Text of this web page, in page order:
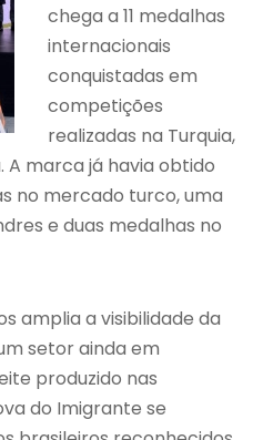
chega a 11 medalhas
internacionais
conquistadas em
competições
realizadas na Turquia,
A marca já havia obtido
no mercado turco, uma
e duas medalhas no
amplia a visibilidade da
setor ainda em
produzido nas
do Imigrante se